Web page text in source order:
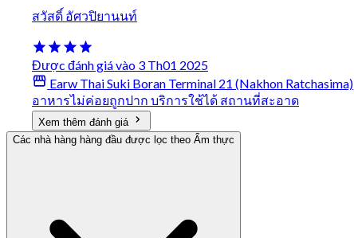
สวัสดิ์ อัศวปิยานนท์
Được đánh giá vào 3 Th01 2025
Earw Thai Suki Boran Terminal 21 (Nakhon Ratchasima)
อาหารไม่ค่อยถูกปาก บริการใช้ได้ สถานที่สะอาด
Xem thêm đánh giá
Các nhà hàng hàng đầu được lọc theo Ẩm thực